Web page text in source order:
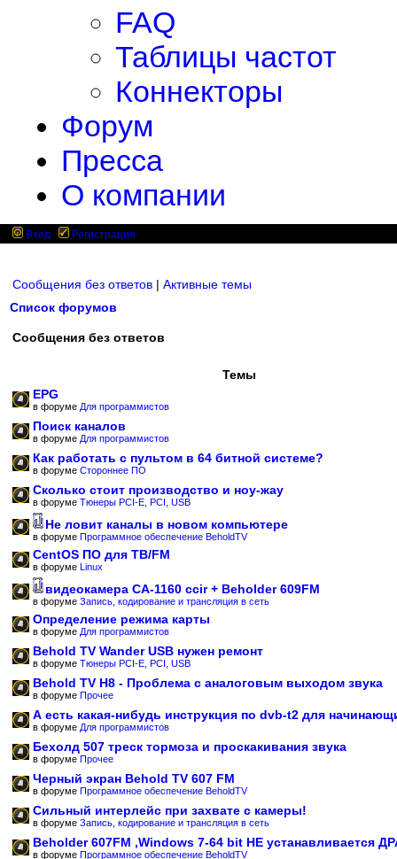
FAQ
Таблицы частот
Коннекторы
Форум
Пресса
О компании
Вход Регистрация
Сообщения без ответов | Активные темы
Список форумов
Сообщения без ответов
Темы
EPG
в форуме Для программистов
Поиск каналов
в форуме Для программистов
Как работать с пультом в 64 битной системе?
в форуме Стороннее ПО
Сколько стоит производство и ноу-жау
в форуме Тюнеры PCI-E, PCI, USB
Не ловит каналы в новом компьютере
в форуме Программное обеспечение BeholdTV
CentOS ПО для ТВ/FM
в форуме Linux
видеокамера CA-1160 ccir + Beholder 609FM
в форуме Запись, кодирование и трансляция в сеть
Определение режима карты
в форуме Для программистов
Behold TV Wander USB нужен ремонт
в форуме Тюнеры PCI-E, PCI, USB
Behold TV H8 - Проблема с аналоговым выходом звука
в форуме Прочее
А есть какая-нибудь инструкция по dvb-t2 для
в форуме Для программистов
Бехолд 507 треск тормоза и проскакивания звука
в форуме Прочее
Черный экран Behold TV 607 FM
в форуме Программное обеспечение BeholdTV
Сильный интерлейс при захвате с камеры!
в форуме Запись, кодирование и трансляция в сеть
Beholder 607FM ,Windows 7-64 bit НЕ устанавливается
в форуме Программное обеспечение BeholdTV